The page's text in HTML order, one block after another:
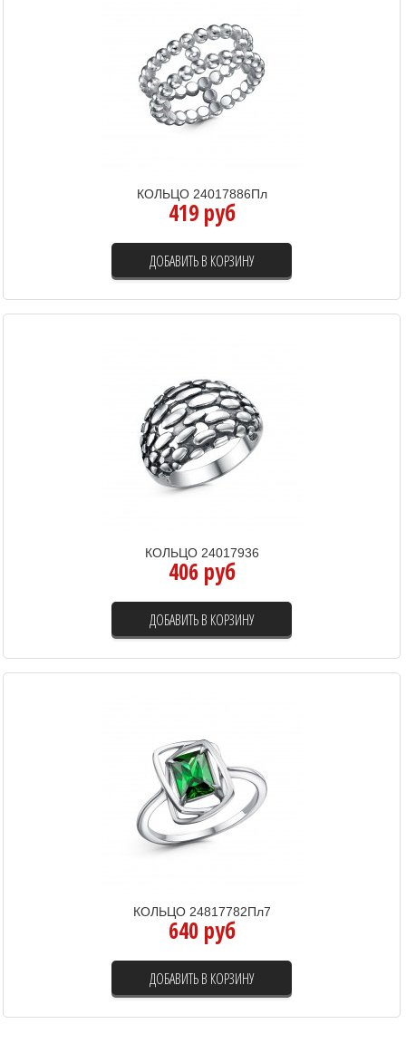
КОЛЬЦО 24017886Пл
419 руб
ДОБАВИТЬ В КОРЗИНУ
КОЛЬЦО 24017936
406 руб
ДОБАВИТЬ В КОРЗИНУ
КОЛЬЦО 24817782Пл7
640 руб
ДОБАВИТЬ В КОРЗИНУ